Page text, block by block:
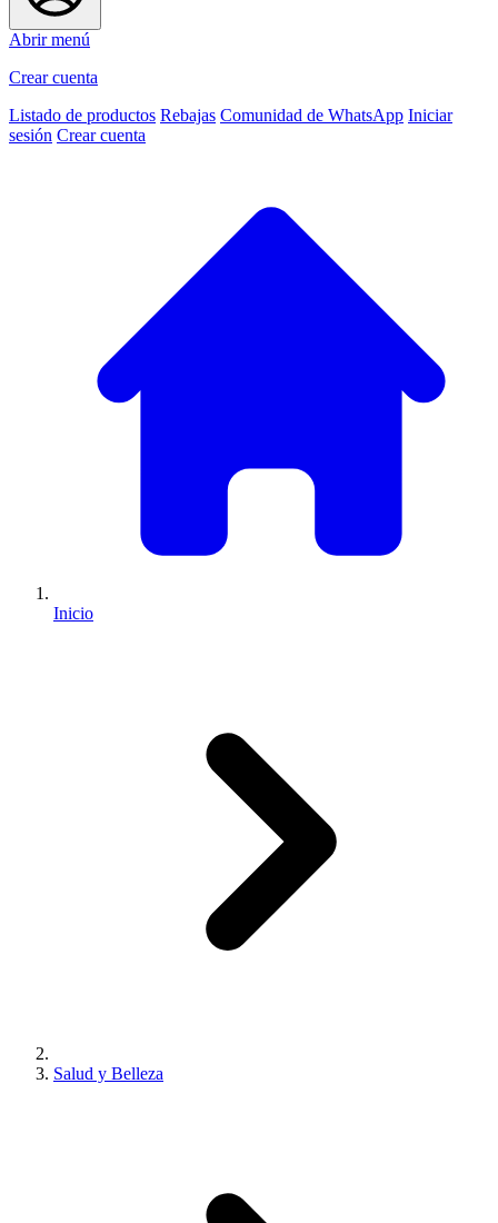
Abrir menú
Crear cuenta
Listado de productos Rebajas Comunidad de WhatsApp Iniciar
sesión Crear cuenta
Inicio
Salud y Belleza